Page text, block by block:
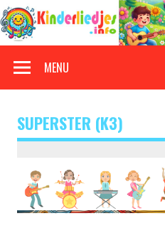
Doorgaan
naar
inhoud
MENU
SUPERSTER (K3)